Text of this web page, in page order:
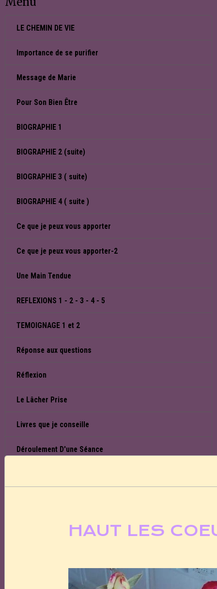
LE CHEMIN DE VIE
Importance de se purifier
Message de Marie
Pour Son Bien Être
BIOGRAPHIE 1
BIOGRAPHIE 2 (suite)
BIOGRAPHIE 3 ( suite)
BIOGRAPHIE 4 ( suite )
Ce que je peux vous apporter
Ce que je peux vous apporter-2
Une Main Tendue
REFLEXIONS 1 - 2 - 3 - 4 - 5
TEMOIGNAGE 1 et 2
Réponse aux questions
Réflexion
Le Lâcher Prise
Livres que je conseille
Déroulement D'une Séance
HAUT LES